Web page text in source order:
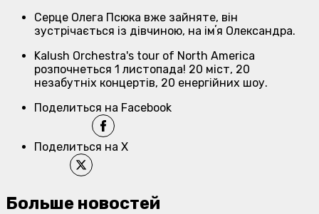
Серце Олега Псюка вже зайняте, він
зустрічається із дівчиною, на імʼя Олександра.
Kalush Orchestra's tour of North America
розпочнеться 1 листопада! 20 міст, 20
незабутніх концертів, 20 енергійних шоу.
Поделиться на Facebook
Поделиться на X
Больше новостей